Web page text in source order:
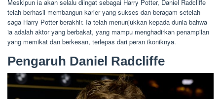
Meskipun ia akan selalu diingat sebagai Harry Potter, Daniel Radcliffe
telah berhasil membangun karier yang sukses dan beragam setelah
saga Harry Potter berakhir. Ia telah menunjukkan kepada dunia bahwa
ia adalah aktor yang berbakat, yang mampu menghadirkan penampilan
yang memikat dan berkesan, terlepas dari peran ikoniknya.
Pengaruh Daniel Radcliffe